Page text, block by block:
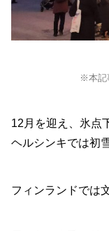
※本記
12月を迎え、氷点
ヘルシンキでは初
フィンランドでは